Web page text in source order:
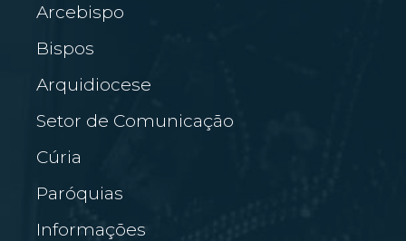
Arcebispo
Bispos
Arquidiocese
Setor de Comunicação
Cúria
Paróquias
Informações